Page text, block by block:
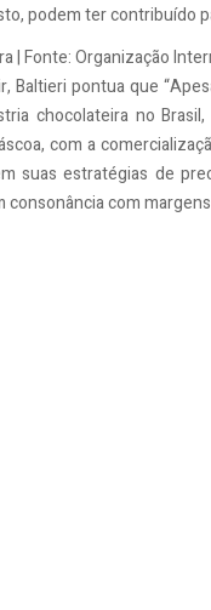
podem ter contribuído
| Fonte: Organização
Baltieri pontua que
chocolateira no
com a
suas estratégias de
com